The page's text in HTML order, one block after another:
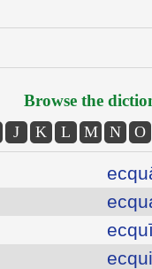
Browse the
J K L M N O
ecqui